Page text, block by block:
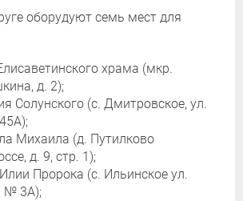
оборудуют семь мест для
храма (мкр.
д. 2);
Солунского (с. Дмитровское, ул.
Михаила (д. Путилково
д. 9, стр. 1);
Пророка (с. Ильинское ул.
№ 3А);